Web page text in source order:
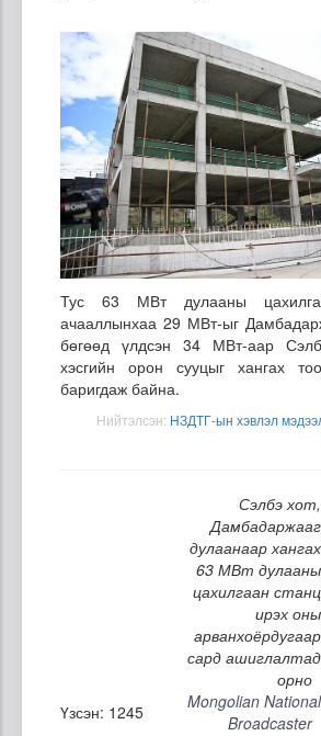
Тус 63 МВт дулааны
ачааллынхаа 29 МВт-ыг
бөгөөд үлдсэн 34 МВт-аар
хэсгийн орон сууцыг хангах
баригдаж байна.
Нийтэлсэн: НЗДТГ-ын хэвлэл
Сэлбэ хот,
Дамбадаржааг
дулаанаар хангах
63 МВт дулааны
цахилгаан станц
ирэх оны
арванхоёрдугаар
сард ашиглалтад
орно
Үзсэн: 1245
Mongolian National
Broadcaster